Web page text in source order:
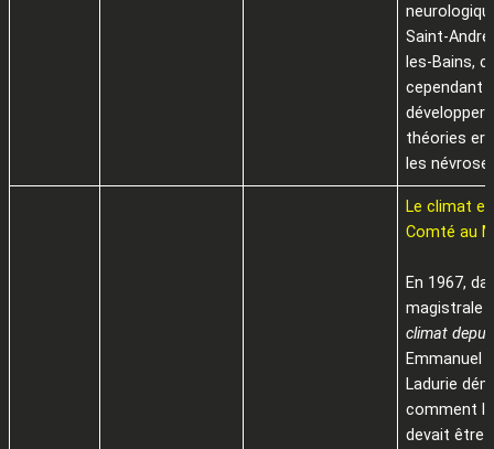
Saint-
les-Bains,
cependant
développer
théories
les
Le climat
Comté au
En 1967,
magistrale
climat
Emmanuel
Ladurie
comment
devait être